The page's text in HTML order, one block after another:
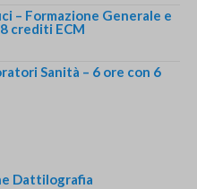
– Formazione Generale e
crediti ECM
Sanità – 6 ore con 6
Dattilografia